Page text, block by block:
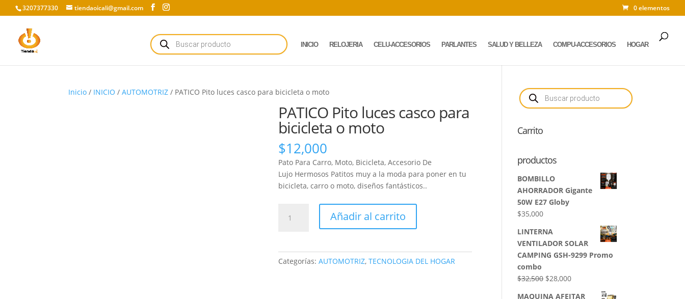
3207377330 tiendaoicali@gmail.com 0 elementos
Búsqueda
de
productos
INICIO RELOJERIA CELU-ACCESORIOS PARLANTES SALUD Y BELLEZA COMPU-ACCESORIOS HOGAR
Inicio / INICIO /AUTOMOTRIZ / PATICO Pito luces casco para bicicleta o moto
PATICO Pito luces casco para
bicicleta o moto
$12,000
Pato Para Carro, Moto, Bicicleta, Accesorio De
Lujo Hermosos Patitos muy a la moda para poner en tu
bicicleta, carro o moto, diseños fantásticos..
Pito
bicicleta
Añadir al carrito
Categorías:AUTOMOTRIZ,TECNOLOGIA DEL HOGAR
Búsqueda
de
productos
Carrito
productos
BOMBILLO
AHORRADOR Gigante
50W E27 Globy
$35,000
LINTERNA
VENTILADOR SOLAR
CAMPING GSH-9299 Promo
combo
$32,500 El
$28,000El
MAQUINA AFEITAR